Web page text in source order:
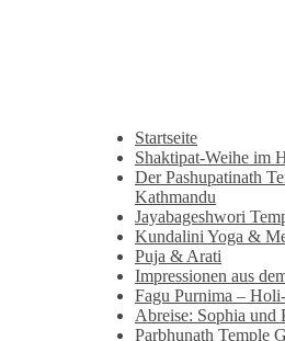
Startseite
Shaktipat-Weihe im
Der Pashupatinath
Kathmandu
Jayabageshwori
Kundalini Yoga &
Puja & Arati
Impressionen aus
Fagu Purnima –
Abreise: Sophia und
Parbhunath Temple